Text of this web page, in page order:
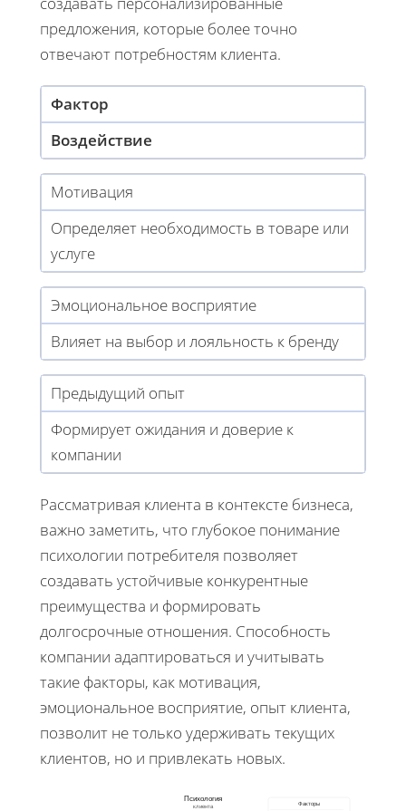
предложения, которые более точно
отвечают потребностям клиента.
Фактор
Воздействие
Мотивация
Определяет необходимость в товаре или
услуге
Эмоциональное восприятие
Влияет на выбор и лояльность к бренду
Предыдущий опыт
Формирует ожидания и доверие к
компании
Рассматривая клиента в контексте бизнеса,
важно заметить, что глубокое понимание
психологии потребителя позволяет
создавать устойчивые конкурентные
преимущества и формировать
долгосрочные отношения. Способность
компании адаптироваться и учитывать
такие факторы, как мотивация,
эмоциональное восприятие, опыт клиента,
позволит не только удерживать текущих
клиентов, но и привлекать новых.
Психология
клиента Факторы